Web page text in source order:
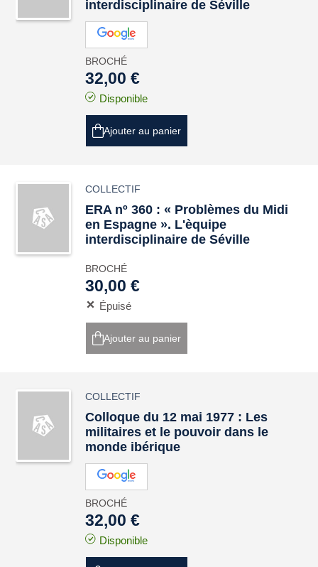
interdisciplinaire de Séville
BROCHÉ
32,00 €
Disponible
Ajouter au panier
COLLECTIF
ERA nº 360 : « Problèmes du Midi
en Espagne ». L'èquipe
interdisciplinaire de Séville
BROCHÉ
30,00 €
Épuisé
Ajouter au panier
COLLECTIF
Colloque du 12 mai 1977 : Les
militaires et le pouvoir dans le
monde ibérique
BROCHÉ
32,00 €
Disponible